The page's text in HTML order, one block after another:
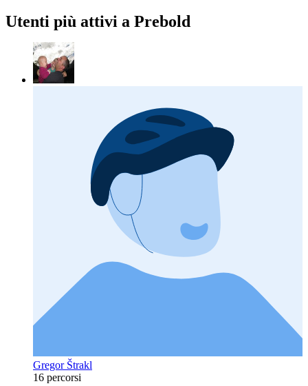
Utenti più attivi a Prebold
Gregor Štrakl
16 percorsi